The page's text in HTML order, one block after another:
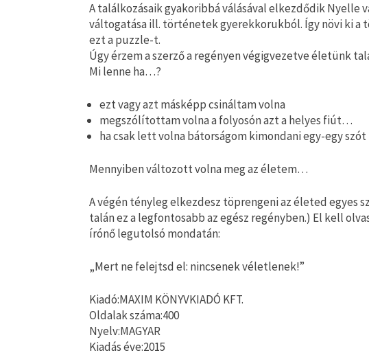
A találkozásaik gyakoribbá válásával elkezdődik Nyelle
váltogatása ill. történetek gyerekkorukból. Így növi ki a
ezt a puzzle-t.
Úgy érzem a szerző a regényen végigvezetve életünk
Mi lenne ha…?
ezt vagy azt másképp csináltam volna
megszólítottam volna a folyosón azt a helyes fiút…
ha csak lett volna bátorságom kimondani egy-egy szót
Mennyiben változott volna meg az életem…
A végén tényleg elkezdesz töprengeni az életed egyes
talán ez a legfontosabb az egész regényben.) El kell
írónő legutolsó mondatán:
„Mert ne felejtsd el: nincsenek véletlenek!”
Kiadó:MAXIM KÖNYVKIADÓ KFT.
Oldalak száma:400
Nyelv:MAGYAR
Kiadás éve:2015